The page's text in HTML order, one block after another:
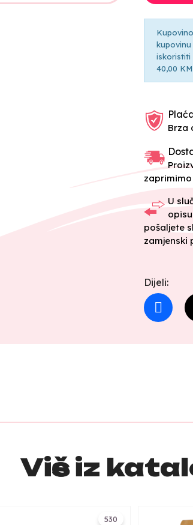
iskoristiti
40,00
Brza
zaprimimo
U
pošaljete
zamjenski
Dijeli:
Više iz
530